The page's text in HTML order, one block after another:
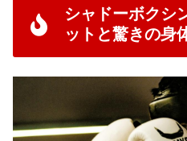
シャドーボクシ
ットと驚きの身